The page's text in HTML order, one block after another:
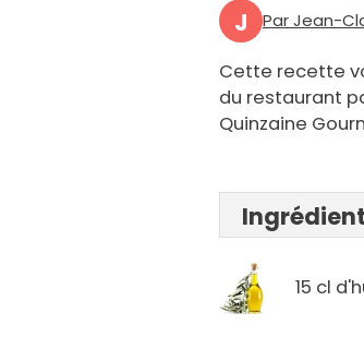
J Par Jean-
Cette recette
du restaurant
Quinzaine
15 cl